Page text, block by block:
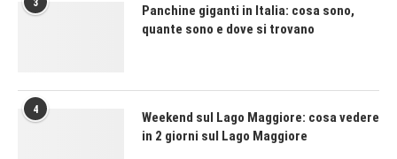
3
Panchine giganti in Italia: cosa sono,
quante sono e dove si trovano
4
Weekend sul Lago Maggiore: cosa vedere
in 2 giorni sul Lago Maggiore